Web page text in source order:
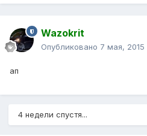
Wazokrit
Опубликовано 7 мая, 2015
ап
4 недели спустя...